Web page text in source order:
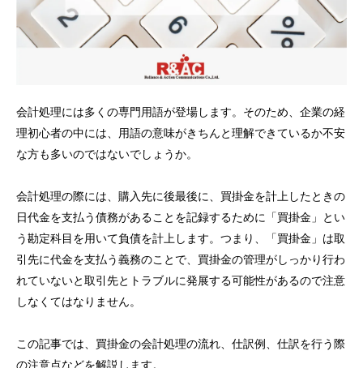
会計処理には多くの専門用語が登場します。そのため、企業の経
理初心者の中には、用語の意味がきちんと理解できているか不安
な方も多いのではないでしょうか。
会計処理の際には、購入先に後最後に、買掛金を計上したときの
日代金を支払う債務があることを記録するために「買掛金」とい
う勘定科目を用いて負債を計上します。つまり、「買掛金」は取
引先に代金を支払う義務のことで、買掛金の管理がしっかり行わ
れていないと取引先とトラブルに発展する可能性があるので注意
しなくてはなりません。
この記事では、買掛金の会計処理の流れ、仕訳例、仕訳を行う際
の注意点などを解説します。